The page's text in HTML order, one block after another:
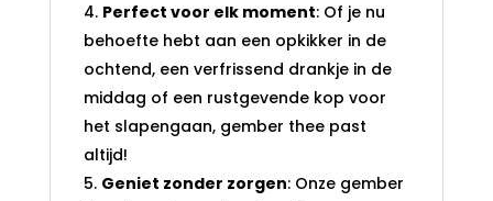
Perfect voor elk moment: Of je nu
behoefte hebt aan een opkikker in de
ochtend, een verfrissend drankje in de
middag of een rustgevende kop voor
het slapengaan, gember thee past
altijd!
Geniet zonder zorgen: Onze gember